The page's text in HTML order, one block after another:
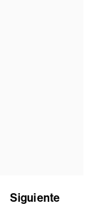
Siguiente